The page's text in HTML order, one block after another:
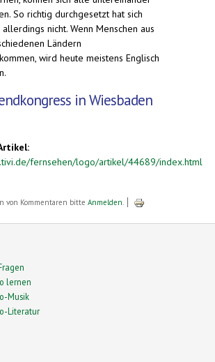
So richtig durchgesetzt hat sich
nicht. Wenn Menschen aus
Ländern
wird heute meistens Englisch
in Wiesbaden
fernsehen/logo/artikel/44689/index.html
von Kommentaren bitte Anmelden
lernen
Musik
Literatur